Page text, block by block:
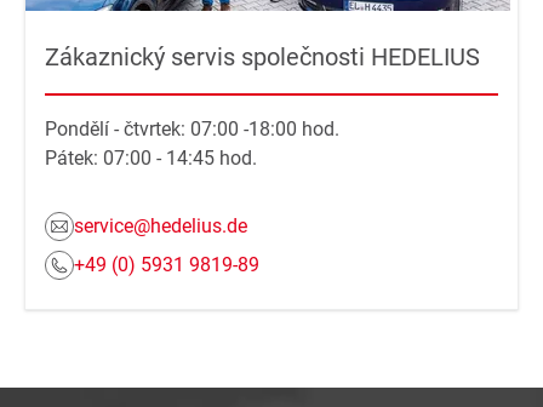
Zákaznický servis společnosti HEDELIUS
Pondělí - čtvrtek: 07:00 -18:00 hod.
Pátek: 07:00 - 14:45 hod.
service@hedelius.de
+49 (0) 5931 9819-89